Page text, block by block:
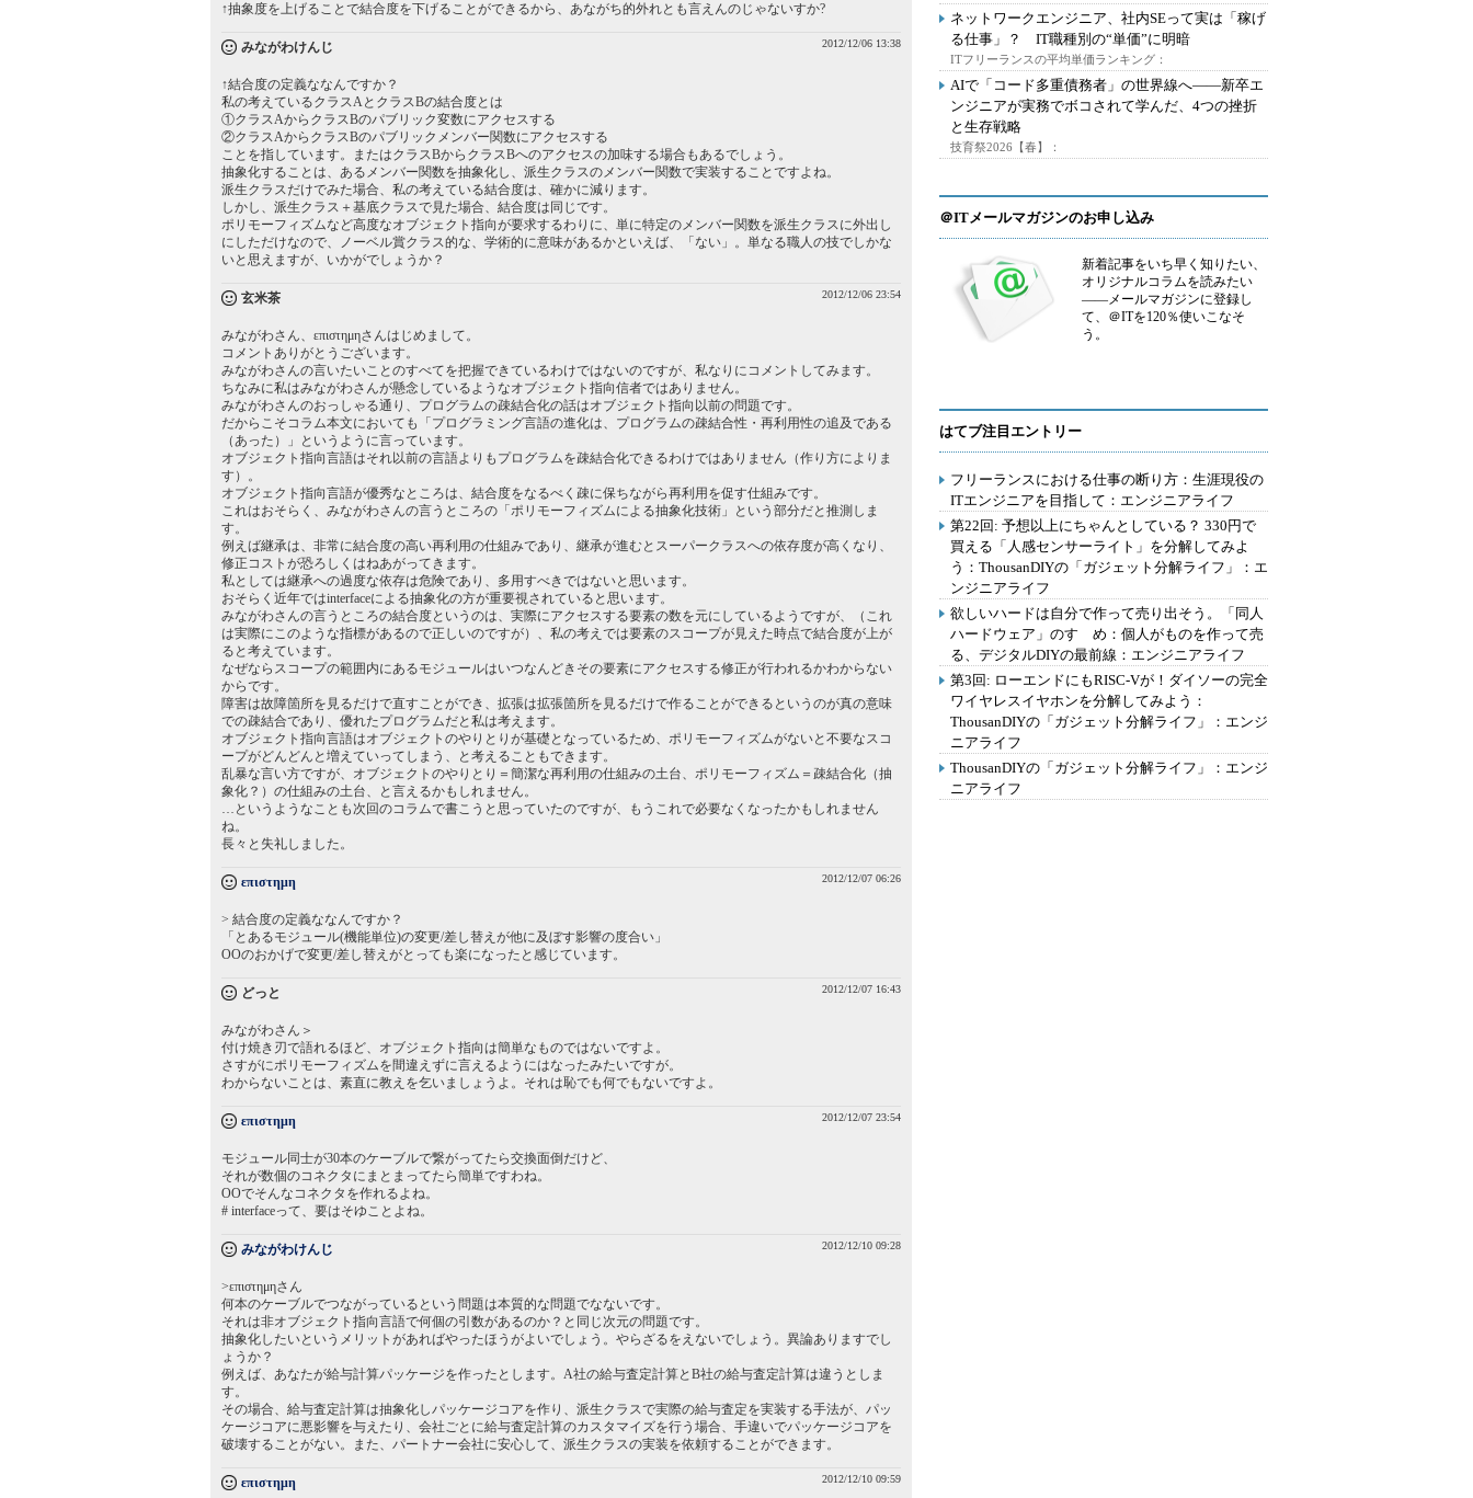
↑抽象度を上げることで結合度を下げることができるから、あながち的外れとも言えんのじゃないすか?
みながわけんじ 2012/12/06 13:38
↑結合度の定義ななんですか？
私の考えているクラスAとクラスBの結合度とは
①クラスAからクラスBのパブリック変数にアクセスする
②クラスAからクラスBのパブリックメンバー関数にアクセスする
ことを指しています。またはクラスBからクラスBへのアクセスの加味する場合もあるでしょう。
抽象化することは、あるメンバー関数を抽象化し、派生クラスのメンバー関数で実装することですよね。
派生クラスだけでみた場合、私の考えている結合度は、確かに減ります。
しかし、派生クラス＋基底クラスで見た場合、結合度は同じです。
ポリモーフィズムなど高度なオブジェクト指向が要求するわりに、単に特定のメンバー関数を派生クラスに外出し
にしただけなので、ノーベル賞クラス的な、学術的に意味があるかといえば、「ない」。単なる職人の技でしかな
いと思えますが、いかがでしょうか？
玄米茶 2012/12/06 23:54
みながわさん、επιστημηさんはじめまして。
コメントありがとうございます。
みながわさんの言いたいことのすべてを把握できているわけではないのですが、私なりにコメントしてみます。
ちなみに私はみながわさんが懸念しているようなオブジェクト指向信者ではありません。
みながわさんのおっしゃる通り、プログラムの疎結合化の話はオブジェクト指向以前の問題です。
だからこそコラム本文においても「プログラミング言語の進化は、プログラムの疎結合性・再利用性の追及である
（あった）」というように言っています。
オブジェクト指向言語はそれ以前の言語よりもプログラムを疎結合化できるわけではありません（作り方によりま
す）。
オブジェクト指向言語が優秀なところは、結合度をなるべく疎に保ちながら再利用を促す仕組みです。
これはおそらく、みながわさんの言うところの「ポリモーフィズムによる抽象化技術」という部分だと推測しま
す。
例えば継承は、非常に結合度の高い再利用の仕組みであり、継承が進むとスーパークラスへの依存度が高くなり、
修正コストが恐ろしくはねあがってきます。
私としては継承への過度な依存は危険であり、多用すべきではないと思います。
おそらく近年ではinterfaceによる抽象化の方が重要視されていると思います。
みながわさんの言うところの結合度というのは、実際にアクセスする要素の数を元にしているようですが、（これ
は実際にこのような指標があるので正しいのですが）、私の考えでは要素のスコープが見えた時点で結合度が上が
ると考えています。
なぜならスコープの範囲内にあるモジュールはいつなんどきその要素にアクセスする修正が行われるかわからない
からです。
障害は故障箇所を見るだけで直すことができ、拡張は拡張箇所を見るだけで作ることができるというのが真の意味
での疎結合であり、優れたプログラムだと私は考えます。
オブジェクト指向言語はオブジェクトのやりとりが基礎となっているため、ポリモーフィズムがないと不要なスコ
ープがどんどんと増えていってしまう、と考えることもできます。
乱暴な言い方ですが、オブジェクトのやりとり＝簡潔な再利用の仕組みの土台、ポリモーフィズム＝疎結合化（抽
象化？）の仕組みの土台、と言えるかもしれません。
…というようなことも次回のコラムで書こうと思っていたのですが、もうこれで必要なくなったかもしれません
ね。
長々と失礼しました。
επιστημη 2012/12/07 06:26
> 結合度の定義ななんですか？
「とあるモジュール(機能単位)の変更/差し替えが他に及ぼす影響の度合い」
OOのおかげで変更/差し替えがとっても楽になったと感じています。
どっと 2012/12/07 16:43
みながわさん＞
付け焼き刃で語れるほど、オブジェクト指向は簡単なものではないですよ。
さすがにポリモーフィズムを間違えずに言えるようにはなったみたいですが。
わからないことは、素直に教えを乞いましょうよ。それは恥でも何でもないですよ。
επιστημη 2012/12/07 23:54
モジュール同士が30本のケーブルで繋がってたら交換面倒だけど、
それが数個のコネクタにまとまってたら簡単ですわね。
OOでそんなコネクタを作れるよね。
# interfaceって、要はそゆことよね。
みながわけんじ 2012/12/10 09:28
>επιστημηさん
何本のケーブルでつながっているという問題は本質的な問題でなないです。
それは非オブジェクト指向言語で何個の引数があるのか？と同じ次元の問題です。
抽象化したいというメリットがあればやったほうがよいでしょう。やらざるをえないでしょう。異論ありますでし
ょうか？
例えば、あなたが給与計算パッケージを作ったとします。A社の給与査定計算とB社の給与査定計算は違うとしま
す。
その場合、給与査定計算は抽象化しパッケージコアを作り、派生クラスで実際の給与査定を実装する手法が、パッ
ケージコアに悪影響を与えたり、会社ごとに給与査定計算のカスタマイズを行う場合、手違いでパッケージコアを
破壊することがない。また、パートナー会社に安心して、派生クラスの実装を依頼することができます。
επιστημη 2012/12/10 09:59
ネットワークエンジニア、社内SEって実は「稼げ
る仕事」？ IT職種別の“単価”に明暗
ITフリーランスの平均単価ランキング：
AIで「コード多重債務者」の世界線へ――新卒エ
ンジニアが実務でボコされて学んだ、4つの挫折
と生存戦略
技育祭2026【春】：
＠ITメールマガジンのお申し込み
新着記事をいち早く知りたい、
オリジナルコラムを読みたい
――メールマガジンに登録し
て、＠ITを120％使いこなそ
う。
はてブ注目エントリー
フリーランスにおける仕事の断り方：生涯現役の
ITエンジニアを目指して：エンジニアライフ
第22回: 予想以上にちゃんとしている？ 330円で
買える「人感センサーライト」を分解してみよ
う：ThousanDIYの「ガジェット分解ライフ」：エ
ンジニアライフ
欲しいハードは自分で作って売り出そう。「同人
ハードウェア」のすゝめ：個人がものを作って売
る、デジタルDIYの最前線：エンジニアライフ
第3回: ローエンドにもRISC-Vが！ダイソーの完全
ワイヤレスイヤホンを分解してみよう：
ThousanDIYの「ガジェット分解ライフ」：エンジ
ニアライフ
ThousanDIYの「ガジェット分解ライフ」：エンジ
ニアライフ